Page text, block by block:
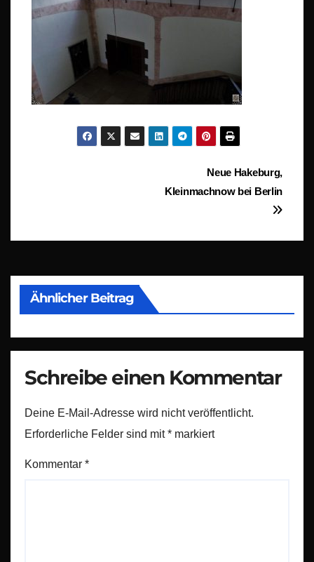
BeitragsnavigationNeue Hakeburg,
Kleinmachnow bei Berlin
Ähnlicher Beitrag
Schreibe einen Kommentar
Deine E-Mail-Adresse wird nicht veröffentlicht.
Erforderliche Felder sind mit* markiert
Kommentar *